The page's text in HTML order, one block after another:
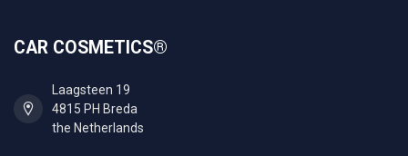
CAR COSMETICS®
Laagsteen 19
4815 PH Breda
the Netherlands